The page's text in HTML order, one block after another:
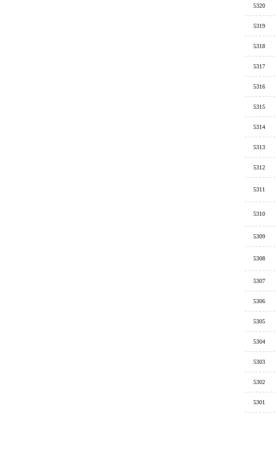
5320
5319
5318
5317
5316
5315
5314
5313
5312
5311
5310
5309
5308
5307
5306
5305
5304
5303
5302
5301